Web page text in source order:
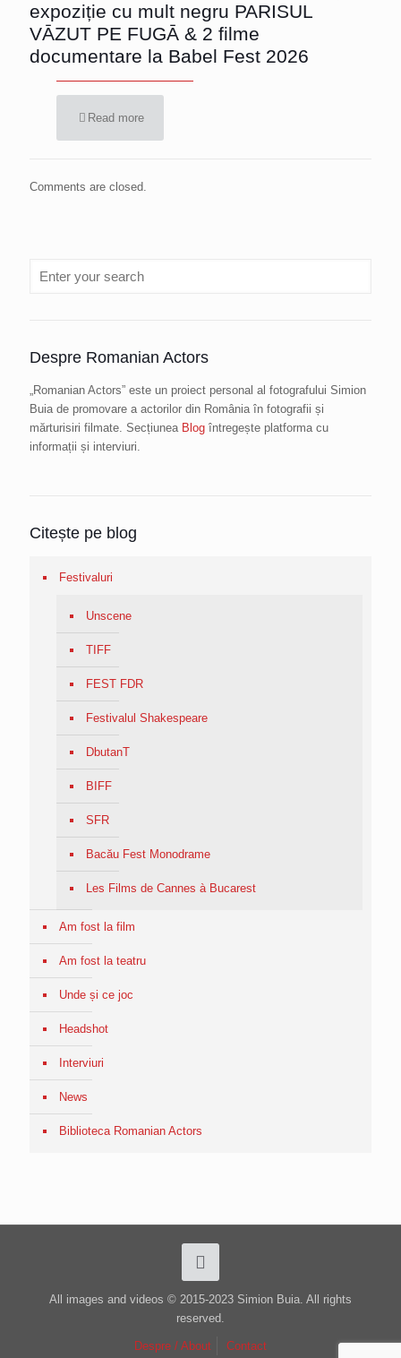
expoziție cu mult negru PARISUL
VĀZUT PE FUGĀ & 2 filme
documentare la Babel Fest 2026
Read more
Comments are closed.
Despre Romanian Actors
„Romanian Actors” este un proiect personal al fotografului Simion
Buia de promovare a actorilor din România în fotografii și
mărturisiri filmate. Secțiunea Blog întregește platforma cu
informații și interviuri.
Citește pe blog
Festivaluri
Unscene
TIFF
FEST FDR
Festivalul Shakespeare
DbutanT
BIFF
SFR
Bacău Fest Monodrame
Les Films de Cannes à Bucarest
Am fost la film
Am fost la teatru
Unde și ce joc
Headshot
Interviuri
News
Biblioteca Romanian Actors
All images and videos © 2015-2023 Simion Buia. All rights
reserved.
Despre / About Contact